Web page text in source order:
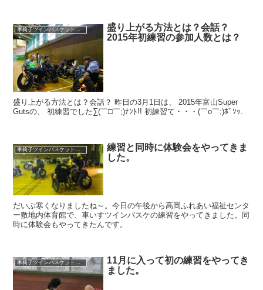
車椅子ツインバスケット練習
盛り上がる方法とは？会話？
2015年初練習の参加人数とは？
盛り上がる方法とは？会話？ 昨日の3月1日は、 2015年富山Super
Gutsの、 初練習でした∑(￣□￣;)ﾅﾝﾄ!! 初練習て・・・(￣o￣;)ﾎﾞｿｯ.
車椅子ツインバスケット練習
練習と同時に体験会をやってきま
した。
だいぶ寒くなりましたね～。今日の午後から高岡ふれあい福祉センタ
ー敷地内体育館で、車いすツインバスケの練習をやってきました。同
時に体験会もやってきたんです。
車椅子ツインバスケット練習
11月に入って初の練習をやってき
ました。